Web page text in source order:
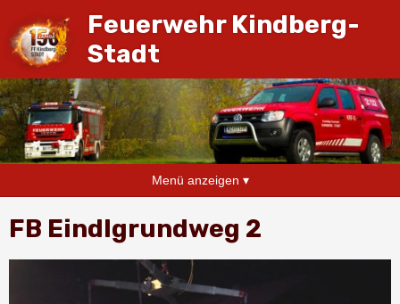
Feuerwehr Kindberg-
Stadt
Menü anzeigen ▾
FB Eindlgrundweg 2